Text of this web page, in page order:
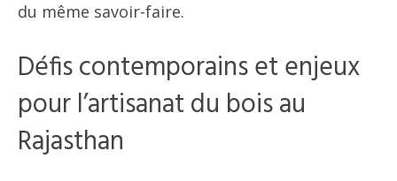
du même savoir-faire.
Défis contemporains et enjeux
pour l’artisanat du bois au
Rajasthan